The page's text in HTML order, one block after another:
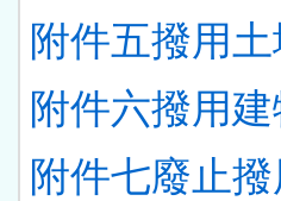
附件五撥用
附件六撥用
附件七廢止